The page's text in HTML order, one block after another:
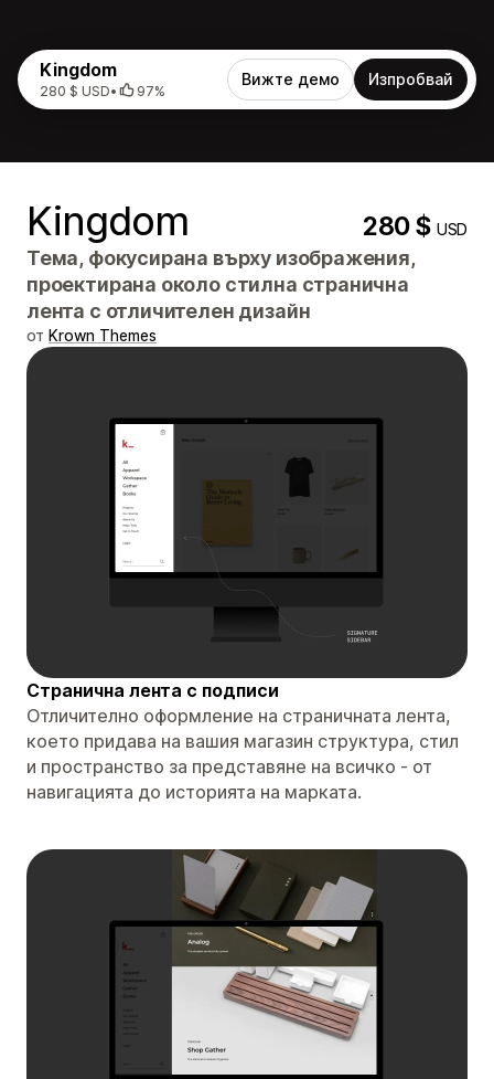
Kingdom
280 $ USD• 97%
Вижте демо Изпробвай
Kingdom 280 $USD
Тема, фокусирана върху изображения,
проектирана около стилна странична
лента с отличителен дизайн
от Krown Themes
Странична лента с подписи
Отличително оформление на страничната лента,
което придава на вашия магазин структура, стил
и пространство за представяне на всичко - от
навигацията до историята на марката.